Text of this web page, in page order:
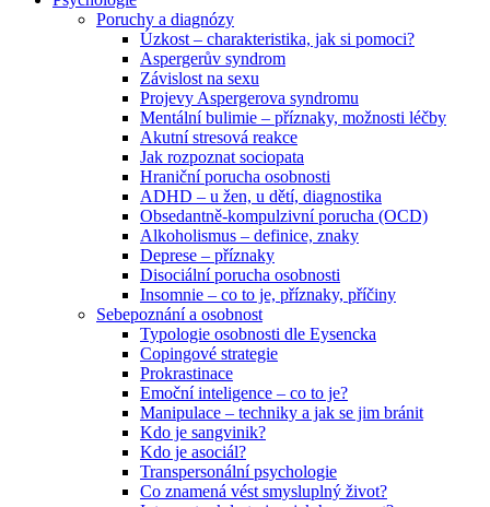
Poruchy a diagnózy
Úzkost – charakteristika, jak si pomoci?
Aspergerův syndrom
Závislost na sexu
Projevy Aspergerova syndromu
Mentální bulimie – příznaky, možnosti léčby
Akutní stresová reakce
Jak rozpoznat sociopata
Hraniční porucha osobnosti
ADHD – u žen, u dětí, diagnostika
Obsedantně-kompulzivní porucha (OCD)
Alkoholismus – definice, znaky
Deprese – příznaky
Disociální porucha osobnosti
Insomnie – co to je, příznaky, příčiny
Sebepoznání a osobnost
Typologie osobnosti dle Eysencka
Copingové strategie
Prokrastinace
Emoční inteligence – co to je?
Manipulace – techniky a jak se jim bránit
Kdo je sangvinik?
Kdo je asociál?
Transpersonální psychologie
Co znamená vést smysluplný život?